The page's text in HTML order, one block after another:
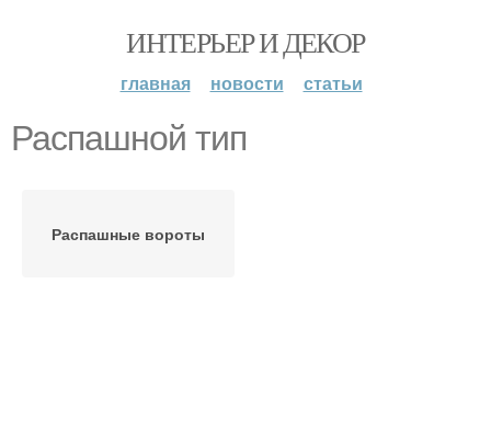
ИНТЕРЬЕР И ДЕКОР
главная новости статьи
Распашной тип
Распашные вороты